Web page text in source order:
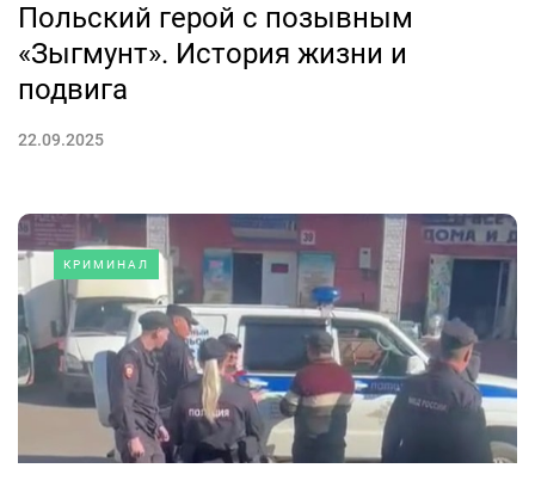
Польский герой с позывным
«Зыгмунт». История жизни и
подвига
22.09.2025
КРИМИНАЛ